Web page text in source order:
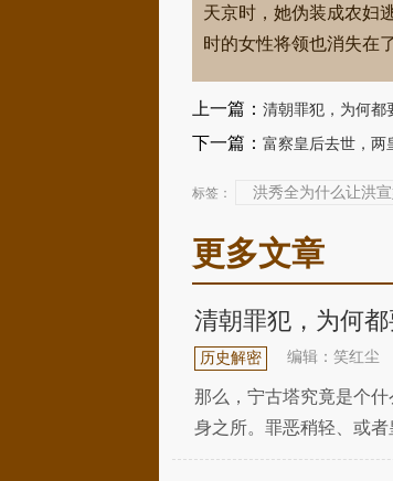
天京时，她伪装成农妇
时的女性将领也消失在
上一篇： 清朝罪犯，为何都
下一篇： 富察皇后去世，两
标签： 洪秀全为什么让洪
更多文章
清朝罪犯，为何
历史解密 编辑：笑红尘
那么，宁古塔究竟是个
身之所。罪恶稍轻、或
皆有继承和延续。宋明